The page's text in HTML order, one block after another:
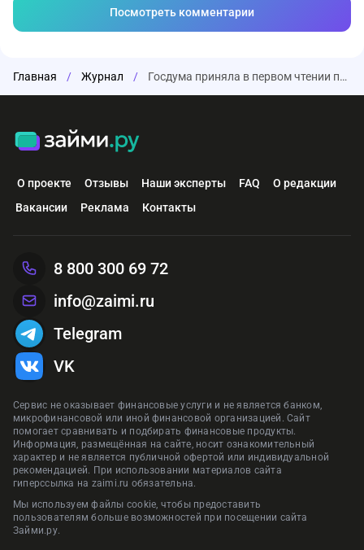
Посмотреть комментарии
Главная / Журнал / Госдума приняла в первом чтении проект об ужесточении выдачи микрозаймов
О проекте Отзывы Наши эксперты FAQ
О редакции
Вакансии
Реклама Контакты
Сервис не оказывает финансовые услуги и не является банком,
микрофинансовой или иной финансовой организацией. Сайт
помогает сравнивать и подбирать финансовые продукты.
Информация, размещённая на сайте, носит ознакомительный
характер и не является публичной офертой или индивидуальной
рекомендацией. При использовании материалов сайта
гиперссылка на zaimi.ru обязательна.
Мы используем файлы cookie, чтобы предоставить
пользователям больше возможностей при посещении сайта
Займи.ру.
8 800 300 69 72
info@zaimi.ru
Telegram
VK